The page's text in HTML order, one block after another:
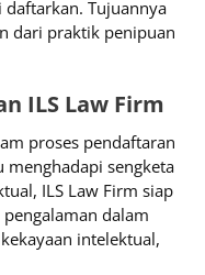
Tujuannya
dari praktik penipuan
ILS Law Firm
proses pendaftaran
sengketa
ILS Law Firm siap
dalam
intelektual,